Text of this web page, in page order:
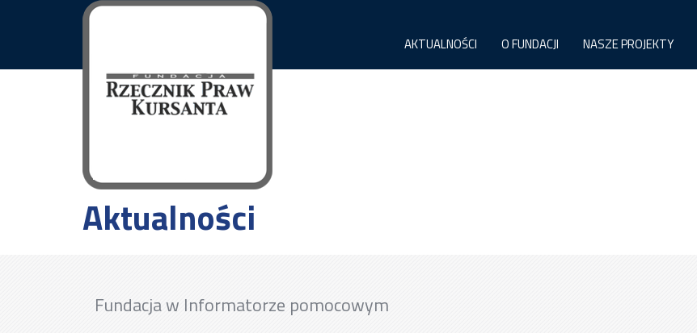
AKTUALNOŚCI O FUNDACJI NASZE PROJEKTY
Aktualności
Fundacja w Informatorze pomocowym